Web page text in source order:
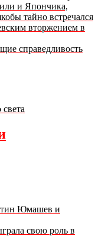
и Япончика,
тайно встречался
вторжением в
справедливость
Юмашев и
свою роль в